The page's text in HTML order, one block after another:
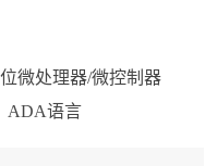
位微处理器/微控制器
ADA语言